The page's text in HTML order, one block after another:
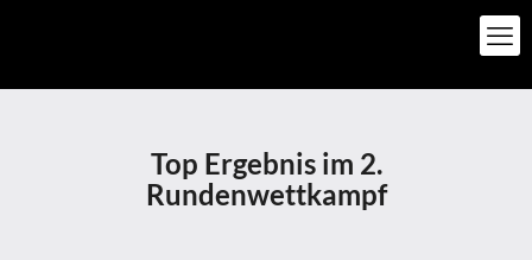
Top Ergebnis im 2.
Rundenwettkampf